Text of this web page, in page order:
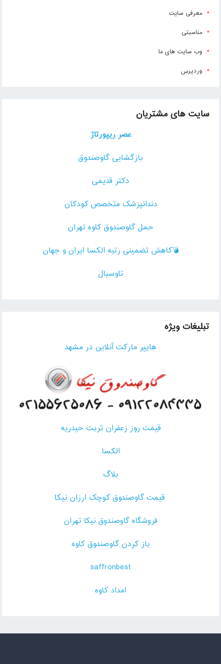
معرفی سایت
مناسبتی
وب سایت های ما
وردپرس
سایت های مشتریان
عصر ریپورتاژ
بازگشایی گاوصندوق
دکتر قدیمی
دندانپزشک متخصص کودکان
حمل گاوصندوق کاوه تهران
💣کاهش تضمینی رتبه الکسا ایران و جهان
تاوسیال
تبلیغات ویژه
هایپر مارکت آنلاین در مشهد
قیمت روز زعفران تربت حیدریه
الکسا
بلاگ
قیمت گاوصندوق کوچک ارزان نیکا
فروشگاه گاوصندوق نیکا تهران
باز کردن گاوصندوق کاوه
saffronbest
امداد کاوه